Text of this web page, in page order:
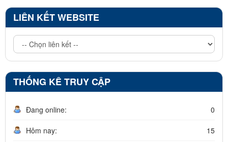
LIÊN KẾT WEBSITE
THỐNG KÊ TRUY CẬP
Đang online: 0
Hôm nay: 15